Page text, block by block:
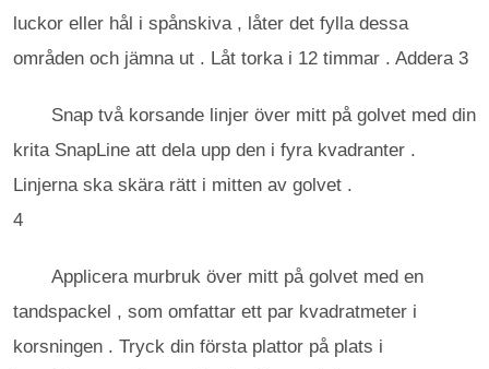
luckor eller hål i spånskiva , låter det fylla dessa
områden och jämna ut . Låt torka i 12 timmar . Addera 3
Snap två korsande linjer över mitt på golvet med din
krita SnapLine att dela upp den i fyra kvadranter .
Linjerna ska skära rätt i mitten av golvet .
4
Applicera murbruk över mitt på golvet med en
tandspackel , som omfattar ett par kvadratmeter i
korsningen . Tryck din första plattor på plats i